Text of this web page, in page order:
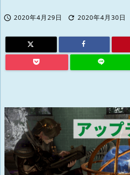
 2020年4月29日  2020年4月30日